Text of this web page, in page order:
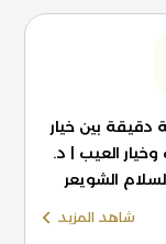
دقيقة بين خيار
وخيار العيب | د.
الشويعر
شاهد المزيد